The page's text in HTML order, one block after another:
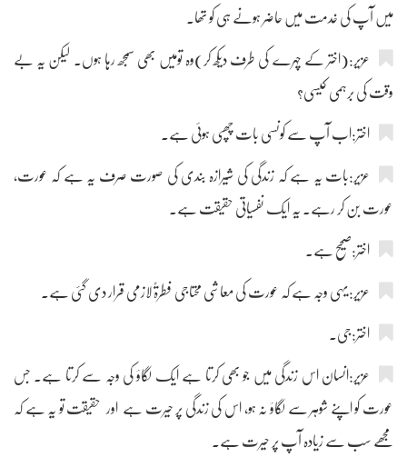
میں آپ کی خدمت میں حاضر ہونے ہی کو تھا۔
عزیر:(اختر کے چہرے کی طرف دیکھ کر)وہ تومیں بھی سمجھ رہا ہوں۔ لیکن یہ بے
وقت کی برہمی کیسی؟
اختر:اب آپ سے کونسی بات چھپی ہوئی ہے۔
عزیر:بات یہ ہے کہ زندگی کی شیرازہ بندی کی صورت صرف یہ ہے کہ عورت،
عورت بن کر رہے۔ یہ ایک نفسیاتی حقیقت ہے۔
اختر:صحیح ہے۔
عزیر:یہی وجہ ہے کہ عورت کی معاشی محتاجی فطرۃً لازمی قرار دی گئی ہے۔
اختر:جی۔
عزیر:انسان اس زندگی میں جو بھی کرتا ہے ایک لگاؤ کی وجہ سے کرتا ہے۔ جس
عورت کو اپنے شوہر سے لگاؤ نہ ہو، اس کی زندگی پر حیرت ہے اور حقیقت تو یہ ہے کہ
مجھے سب سے زیادہ آپ پر حیرت ہے۔